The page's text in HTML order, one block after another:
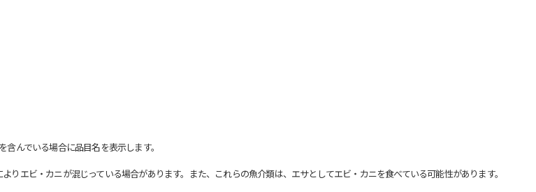
んでいる場合に品目名を表示します。
エビ・カニが混じっている場合があります。また、これらの魚介類は、エサとしてエビ・カニを食べている可能性があります。